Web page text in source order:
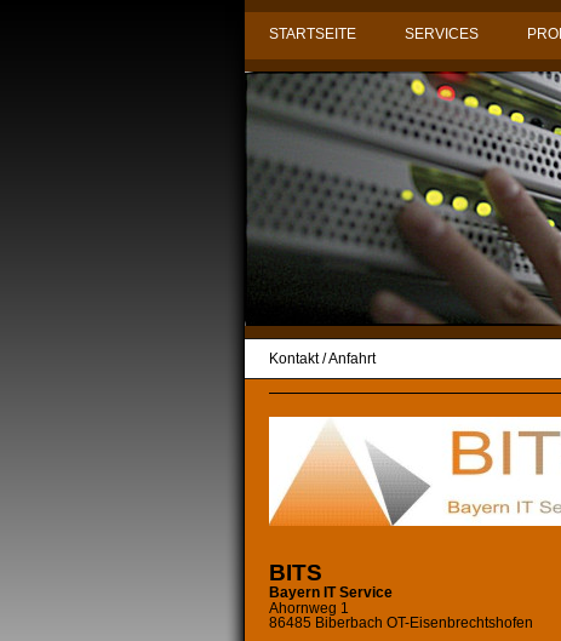
STARTSEITE SERVICES
Kontakt / Anfahrt
BITS
Bayern IT Service
Ahornweg 1
86485 Biberbach OT-Eisenbrechtshofen